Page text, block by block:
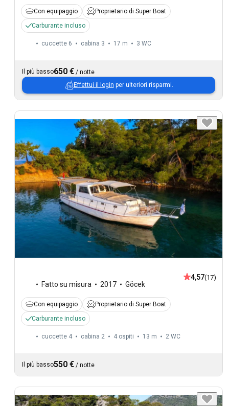
Con equipaggio
Proprietario di Super Boat
Carburante incluso
cuccette 6 cabina 3 17 m 3 WC
Il più basso650 € / notte
Effettui il login per ulteriori risparmi.
Fatto su misura 2017 Göcek
4,57(17)
Con equipaggio
Proprietario di Super Boat
Carburante incluso
cuccette 4 cabina 2 4 ospiti 13 m 2 WC
Il più basso550 € / notte